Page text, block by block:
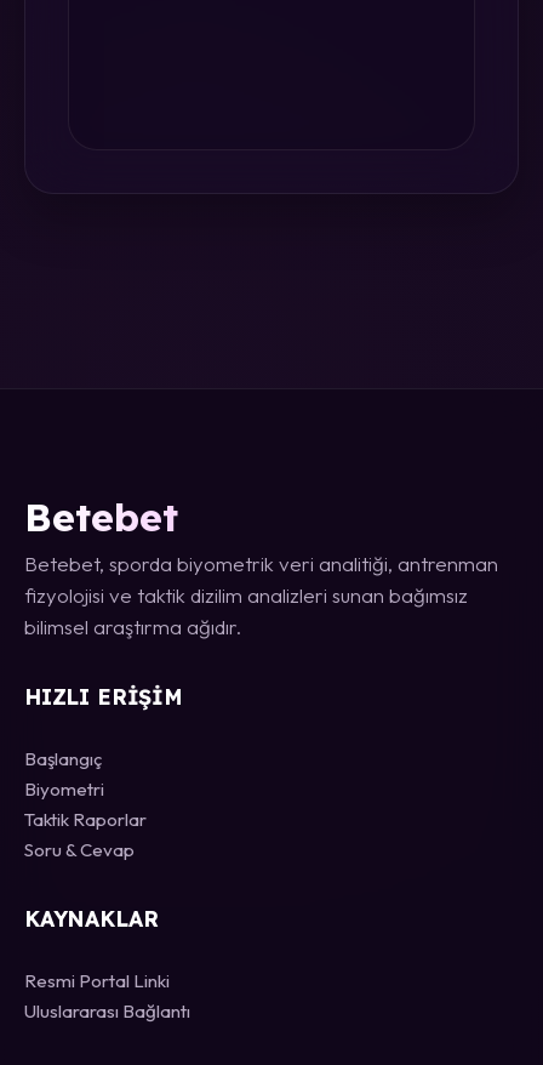
Betebet
Betebet, sporda biyometrik veri analitiği, antrenman
fizyolojisi ve taktik dizilim analizleri sunan bağımsız
bilimsel araştırma ağıdır.
HIZLI ERIŞIM
Başlangıç
Biyometri
Taktik Raporlar
Soru & Cevap
KAYNAKLAR
Resmi Portal Linki
Uluslararası Bağlantı